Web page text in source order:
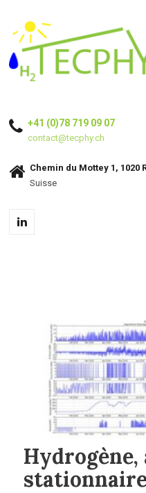
+41 (0)78 719 09 07
contact@tecphy.ch
Chemin du Mottey 1, 1020
Suisse